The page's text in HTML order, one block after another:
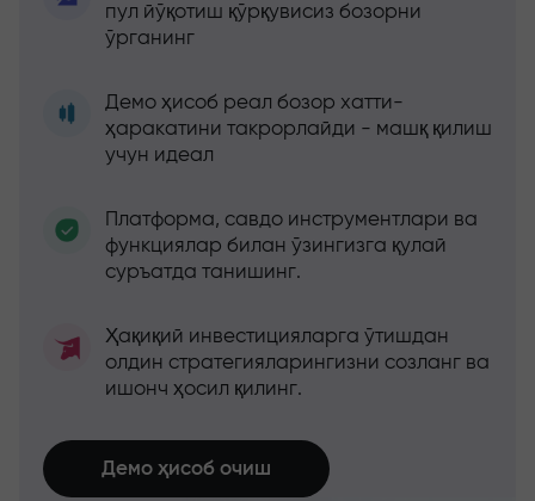
пул йўқотиш қўрқувисиз бозорни
ўрганинг
Демо ҳисоб реал бозор хатти-
ҳаракатини такрорлайди - машқ қилиш
учун идеал
Платформа, савдо инструментлари ва
функциялар билан ўзингизга қулай
суръатда танишинг.
Ҳақиқий инвестицияларга ўтишдан
олдин стратегияларингизни созланг ва
ишонч ҳосил қилинг.
Демо ҳисоб очиш